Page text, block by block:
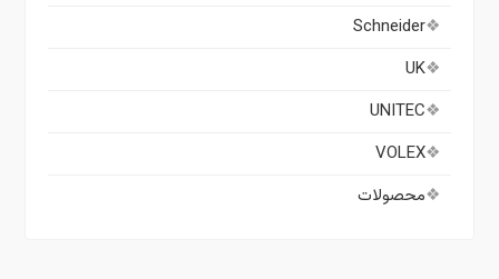
Schneider
UK
UNITEC
VOLEX
محصولات